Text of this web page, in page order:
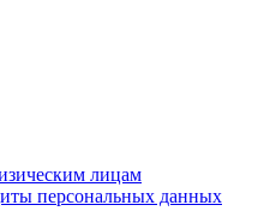
лицам
персональных данных